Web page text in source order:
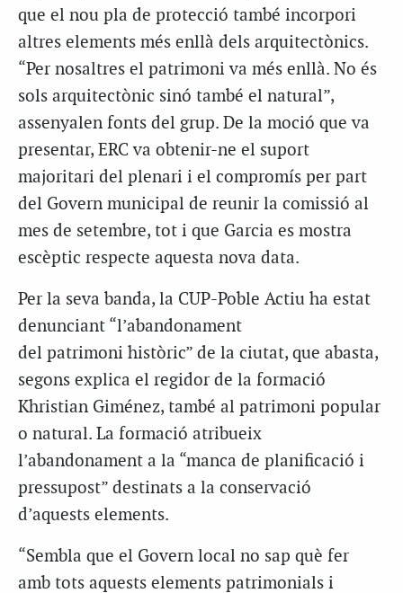
que el nou pla de protecció també incorpori
altres elements més enllà dels arquitectònics.
“Per nosaltres el patrimoni va més enllà. No és
sols arquitectònic sinó també el natural”,
assenyalen fonts del grup. De la moció que va
presentar, ERC va obtenir-ne el suport
majoritari del plenari i el compromís per part
del Govern municipal de reunir la comissió al
mes de setembre, tot i que Garcia es mostra
escèptic respecte aquesta nova data.
Per la seva banda, la CUP-Poble Actiu ha estat
denunciant “l’abandonament
del patrimoni històric” de la ciutat, que abasta,
segons explica el regidor de la formació
Khristian Giménez, també al patrimoni popular
o natural. La formació atribueix
l’abandonament a la “manca de planificació i
pressupost” destinats a la conservació
d’aquests elements.
“Sembla que el Govern local no sap què fer
amb tots aquests elements patrimonials i